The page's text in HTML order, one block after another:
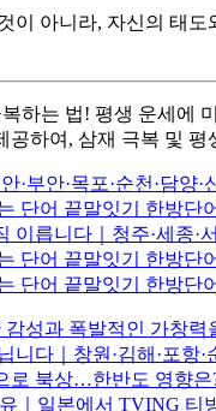
이 아니라, 자신의 태
하는 법! 평생 운세에
하여, 삼재 극복 및
·부안·목포·순천·담
단어 끝말잇기 한방단
릅니다｜청주·세종·
단어 끝말잇기 한방단
단어 끝말잇기 한방단
성과 폭발적인 가창
다｜창원·김해·포항
로 북상…한반도 영향
｜일본에서 TVING 티